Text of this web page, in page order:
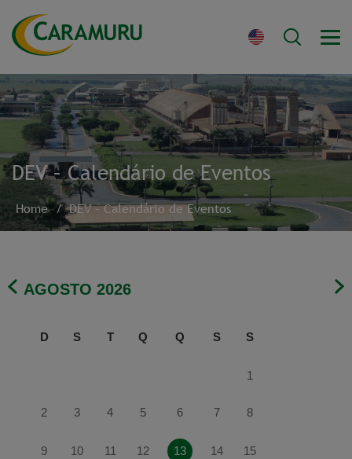
DEV – Calendário de Eventos
Home / DEV – Calendário de Eventos
AGOSTO 2026
D S T Q Q S S
1
2 3 4 5 6 7 8
9 10 11 12 13 14 15